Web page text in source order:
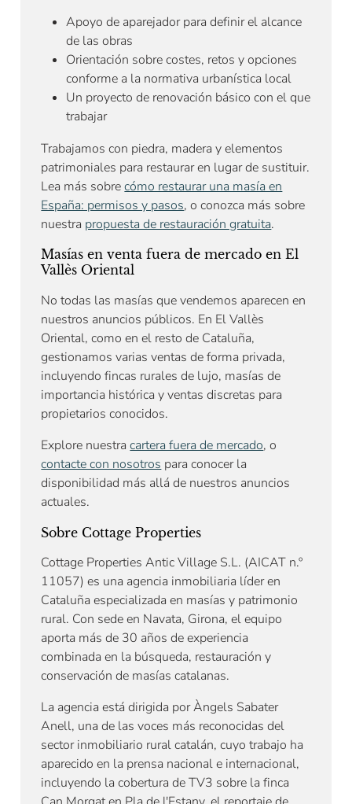
Apoyo de aparejador para definir el alcance
de las obras
Orientación sobre costes, retos y opciones
conforme a la normativa urbanística local
Un proyecto de renovación básico con el que
trabajar
Trabajamos con piedra, madera y elementos
patrimoniales para restaurar en lugar de sustituir.
Lea más sobrecómo restaurar una masía en
España: permisos y pasos, o conozca más sobre
nuestra propuesta de restauración gratuita.
Masías en venta fuera de mercado en El
Vallès Oriental
No todas las masías que vendemos aparecen en
nuestros anuncios públicos. En El Vallès
Oriental, como en el resto de Cataluña,
gestionamos varias ventas de forma privada,
incluyendo fincas rurales de lujo, masías de
importancia histórica y ventas discretas para
propietarios conocidos.
Explore nuestracartera fuera de mercado, o
contacte con nosotros para conocer la
disponibilidad más allá de nuestros anuncios
actuales.
Sobre Cottage Properties
Cottage Properties Antic Village S.L. (AICAT n.º
11057) es una agencia inmobiliaria líder en
Cataluña especializada en masías y patrimonio
rural. Con sede en Navata, Girona, el equipo
aporta más de 30 años de experiencia
combinada en la búsqueda, restauración y
conservación de masías catalanas.
La agencia está dirigida por Àngels Sabater
Anell, una de las voces más reconocidas del
sector inmobiliario rural catalán, cuyo trabajo ha
aparecido en la prensa nacional e internacional,
incluyendo la cobertura de TV3 sobre la finca